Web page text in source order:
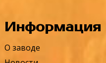
Информация
О заводе